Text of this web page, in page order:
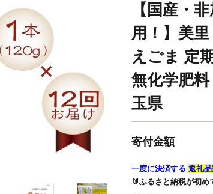
【国産・
用！】美
えごま 定
無化学肥
玉県
寄付金額
一度に決済する 返礼
🔰ふるさと納税が初